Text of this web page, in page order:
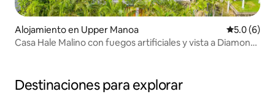
Alojamiento en Upper Manoa
5.0 (6)
Casa Hale Malino con fuegos artificiales y vista a Diamond
Destinaciones para explorar